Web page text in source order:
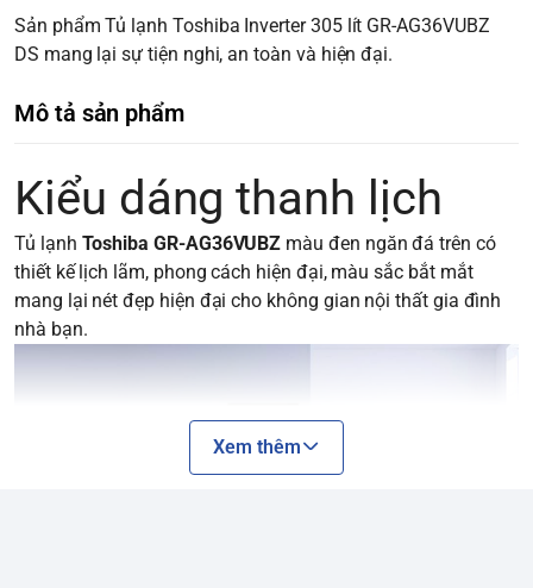
Sản phẩm Tủ lạnh Toshiba Inverter 305 lít GR-AG36VUBZ
DS mang lại sự tiện nghi, an toàn và hiện đại.
Mô tả sản phẩm
Kiểu dáng thanh lịch
Tủ lạnh Toshiba GR-AG36VUBZ màu đen ngăn đá trên có
thiết kế lịch lãm, phong cách hiện đại, màu sắc bắt mắt
mang lại nét đẹp hiện đại cho không gian nội thất gia đình
nhà bạn.
Xem thêm